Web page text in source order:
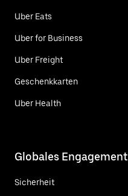
Uber Eats
Uber for Business
Uber Freight
Geschenkkarten
Uber Health
Globales Engagement
Sicherheit